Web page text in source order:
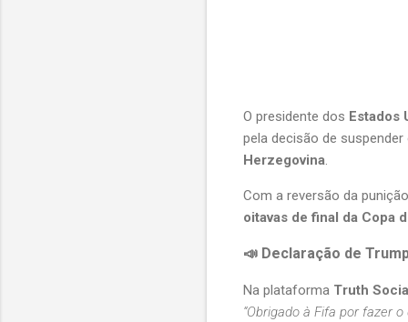
O presidente dos Estados
pela decisão de
Herzegovina.
Com a reversão da
oitavas de final da Copa
📣 Declaração de
Na plataforma Truth
“Obrigado à Fifa por fazer